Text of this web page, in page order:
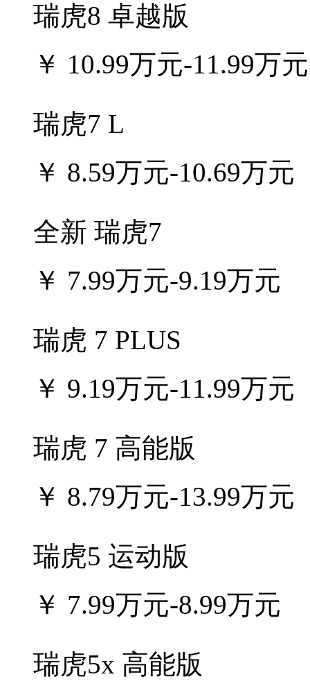
瑞虎8 卓越版
￥ 10.99万元-11.99万元
瑞虎7 L
￥ 8.59万元-10.69万元
全新 瑞虎7
￥ 7.99万元-9.19万元
瑞虎 7 PLUS
￥ 9.19万元-11.99万元
瑞虎 7 高能版
￥ 8.79万元-13.99万元
瑞虎5 运动版
￥ 7.99万元-8.99万元
瑞虎5x 高能版